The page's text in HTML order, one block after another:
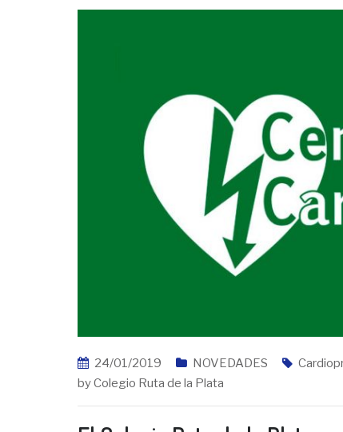
24/01/2019 NOVEDADES
byColegio Ruta de la Plata